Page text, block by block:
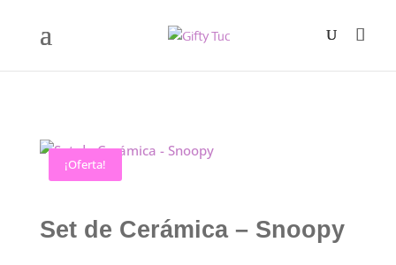
¡Oferta!
Set de Cerámica – Snoopy